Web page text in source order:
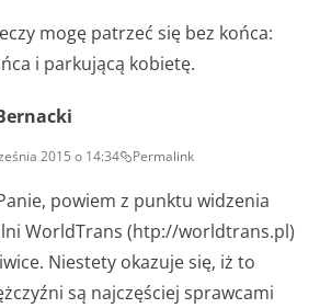
mogę patrzeć się bez końca:
i parkującą kobietę.
2015 o 14:34 Permalink
powiem z punktu widzenia
WorldTrans (htp://worldtrans.pl)
Niestety okazuje się, iż to
są najczęściej sprawcami